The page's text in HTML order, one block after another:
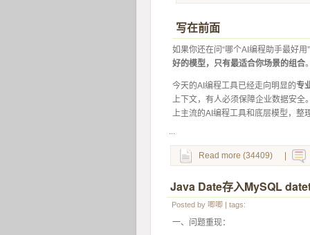
写在前面
如果你还在问“哪个AI编程助手最好
好的模型，只有最适合你场景的组合
今天的AI编程工具已经走向明显的专
上下文，有人必须保障企业数据安全
上主流的AI编程工具和底层模型，整
...
Read more (34409)
Java Date存入MySQL
Posted by 唧唧 | tags:
一、问题重现：